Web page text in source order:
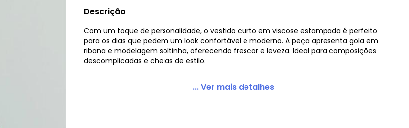
Descrição
Com um toque de personalidade, o vestido curto em viscose estampada é perfeito
para os dias que pedem um look confortável e moderno. A peça apresenta gola em
ribana e modelagem soltinha, oferecendo frescor e leveza. Ideal para composições
descomplicadas e cheias de estilo.
... Ver mais detalhes